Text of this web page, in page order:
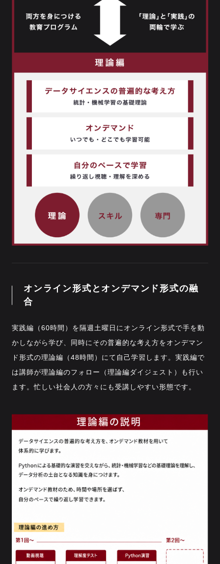
オンライン形式とオンデマンド形式の融
合
実践編（60時間）を隔週土曜日にオンライン形式で手を動
かしながら学び、同時にその普遍的な考え方をオンデマン
ド形式の理論編（48時間）にて自己学習します。実践編で
は講師が理論編のフォロー（理論編ダイジェスト）も行い
ます。忙しい社会人の方々にも受講しやすい形態です。